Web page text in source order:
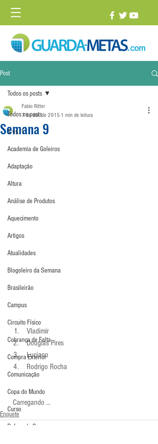
Post
Todos os posts
1 vs. 1
Academia de Goleiros
Adaptação
Altura
Análise de Produtos
Aquecimento
Artigos
Atualidades
Blogoleiro da Semana
Brasileirão
Campus
Circuito Físico
Cobrança de Falta
Compra Exterior
Comunicação
Copa do Mundo
Curso
Defesa da Semana
Todos os posts
Semana 9
Fabio Ritter
7 de abr. de 2015 1 min de leitura
Vladimir
Douglas Pires
Luciano
Rodrigo Rocha
  Carregando ...
Enquete